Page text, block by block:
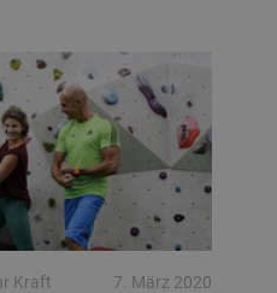
Kraft
7. März 2020